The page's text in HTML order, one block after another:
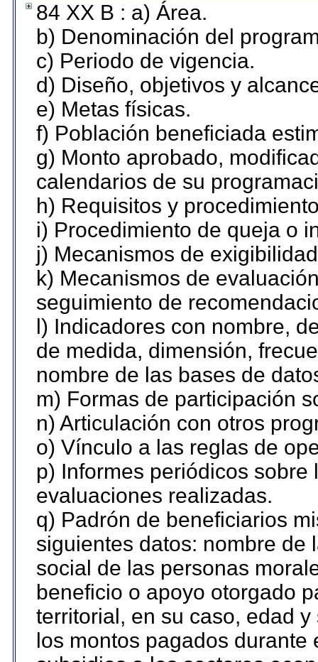
84 XX B : a) Área.
b) Denominación del
c) Periodo de vigencia.
d) Diseño, objetivos y
e) Metas físicas.
f) Población beneficiada
g) Monto aprobado,
calendarios de su
h) Requisitos y
i) Procedimiento de queja o
j) Mecanismos de
k) Mecanismos de
seguimiento de
l) Indicadores con nombre,
de medida, dimensión,
nombre de las bases de
m) Formas de participación
n) Articulación con otros
o) Vínculo a las reglas de
p) Informes periódicos
evaluaciones realizadas.
q) Padrón de beneficiarios
siguientes datos: nombre de
social de las personas
beneficio o apoyo otorgado
territorial, en su caso, edad
los montos pagados